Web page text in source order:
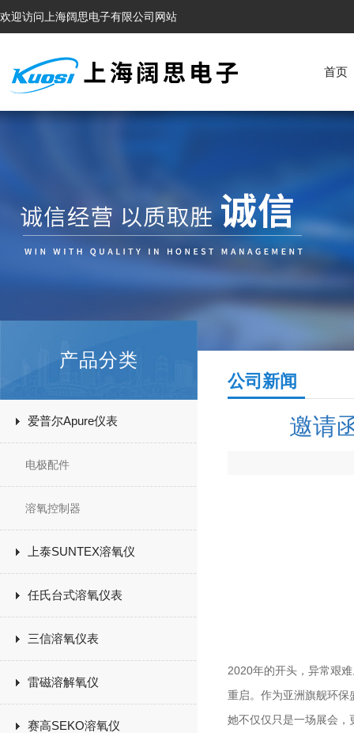
欢迎访问上海阔思电子有限公司网站
首页
产品分类
爱普尔Apure仪表
电极配件
溶氧控制器
上泰SUNTEX溶氧仪
任氏台式溶氧仪表
三信溶氧仪表
雷磁溶解氧仪
赛高SEKO溶氧仪
公司新闻
邀请
2020年的开头，异常艰
重启。作为亚洲旗舰环保
她不仅仅只是一场展会，